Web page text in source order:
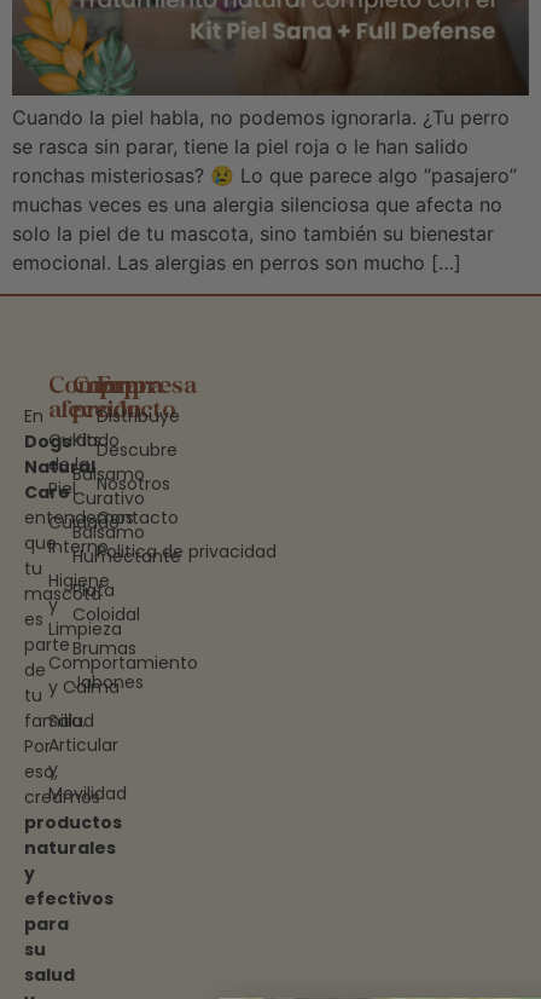
Cuando la piel habla, no podemos ignorarla. ¿Tu perro
se rasca sin parar, tiene la piel roja o le han salido
ronchas misteriosas? 😢 Lo que parece algo “pasajero”
muchas veces es una alergia silenciosa que afecta no
solo la piel de tu mascota, sino también su bienestar
emocional. Las alergias en perros son mucho […]
En
Dogs
Natural
Care
entendemos
que
tu
mascota
es
parte
de
tu
familia.
Por
eso,
creamos
productos
naturales
y
efectivos
para
su
salud
Compra
afección
Cuidado
de la
Piel
Cuidado
Interno
Higiene
y
Limpieza
Comportamiento
y Calma
Salud
Articular
y
Movilidad
Compra
producto
Kits
Bálsamo
Curativo
Bálsamo
Humectante
Plata
Coloidal
Brumas
Jabones
Empresa
Distribuye
Descubre
Nosotros
Contacto
Politica de privacidad